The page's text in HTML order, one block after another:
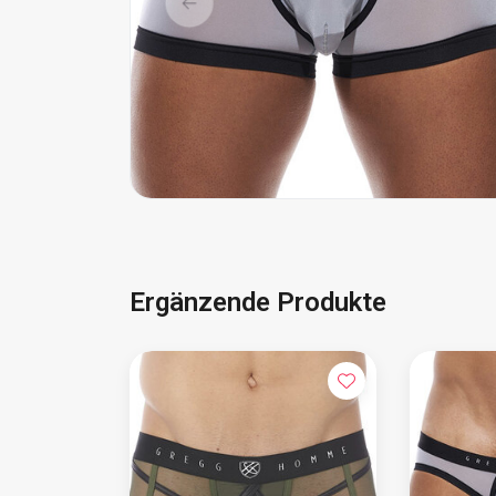
Ergänzende Produkte